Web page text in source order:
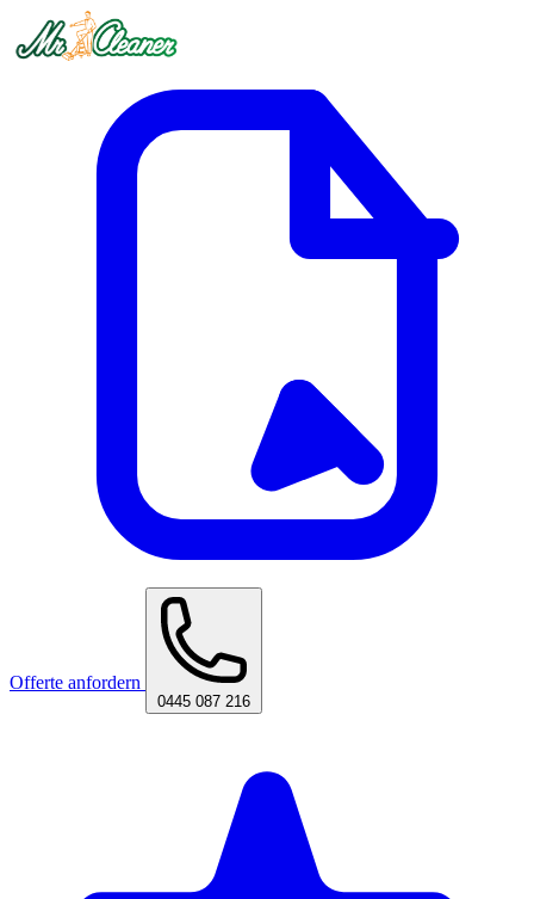
Offerte anfordern
0445 087 216